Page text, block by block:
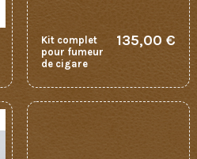
Kit complet
pour fumeur
de cigare
135,00 €